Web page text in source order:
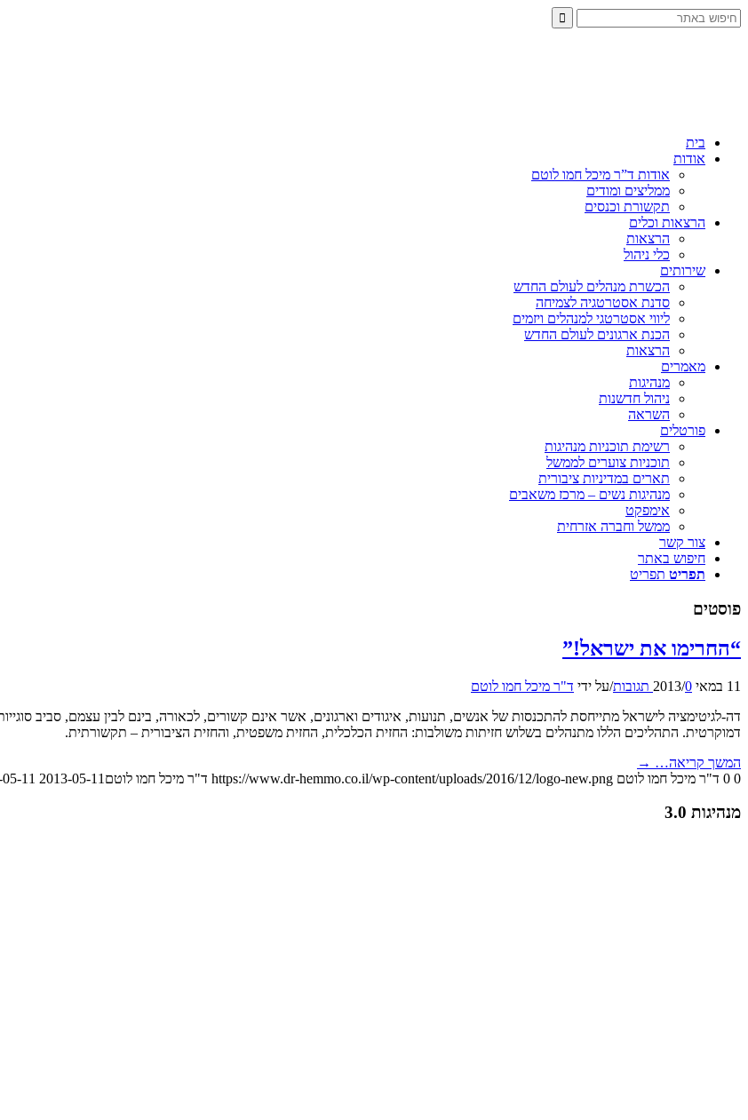
בית
אודות
אודות ד”ר מיכל חמו לוטם
ממליצים ומודים
תקשורת וכנסים
הרצאות וכלים
הרצאות
כלי ניהול
שירותים
הכשרת מנהלים לעולם החדש
סדנת אסטרטגיה לצמיחה
ליווי אסטרטגי למנהלים ויזמים
הכנת ארגונים לעולם החדש
הרצאות
מאמרים
מנהיגות
ניהול חדשנות
השראה
פורטלים
רשימת תוכניות מנהיגות
תוכניות צוערים לממשל
תארים במדיניות ציבורית
מנהיגות נשים – מרכז משאבים
אימפקט
ממשל וחברה אזרחית
צור קשר
חיפוש באתר
תפריט תפריט
פוסטים
“החרימו את ישראל!”
11 במאי 2013 /0 תגובות /על ידי ד"ר מיכל חמו לוטם
דה-לגיטימציה לישראל מתייחסת להתכנסות של אנשים, תנועות, איגודים וארגונים, אשר אינם קשורים, לכאורה, בינם לבין עצמם, סביב
דמוקרטית. התהליכים הללו מתנהלים בשלוש חזיתות משולבות: החזית הכלכלית, החזית משפטית, והחזית הציבורית – תקשורתית.
המשך קריאה… →
0
0 ד"ר מיכל חמו לוטם https://www.dr-hemmo.co.il/wp-content/uploads/2016/12/logo-new.png ד"ר מיכל חמו לוטם 2013-05-11 13:05:47
13:05:47
מנהיגות 3.0